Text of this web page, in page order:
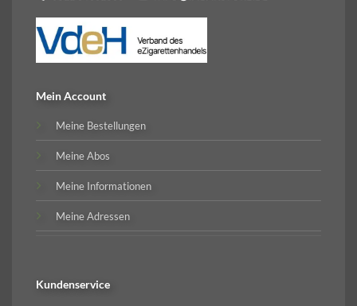
Mein Account
Meine Bestellungen
Meine Abos
Meine Informationen
Meine Adressen
Kundenservice